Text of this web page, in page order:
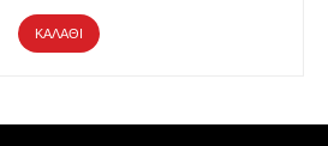
ΚΑΛΆΘΙ